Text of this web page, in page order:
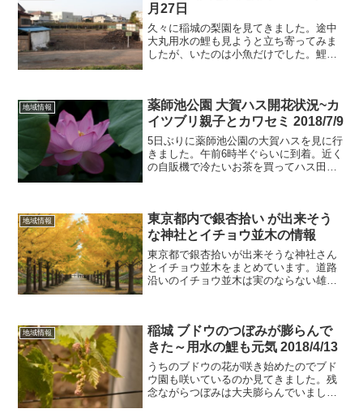
月27日
久々に稲城の梨園を見てきました。途中
大丸用水の鯉も見ようと立ち寄ってみま
したが、いたのは小魚だけでした。鯉は
が伐採されていました...
地域情報
薬師池公園 大賀ハス開花状況~カ
イツブリ親子とカワセミ 2018/7/9
5日ぶりに薬師池公園の大賀ハスを見に行
きました。午前6時半ぐらいに到着。近く
の自販機で冷たいお茶を買ってハス田に
せんでしたが蕾の数...
地域情報
東京都内で銀杏拾い が出来そう
な神社とイチョウ並木の情報
東京都で銀杏拾いが出来そうな神社さん
とイチョウ並木をまとめています。道路
沿いのイチョウ並木は実のならない雄の
イチョウ並木は雄雌両方あ...
地域情報
稲城 ブドウのつぼみが膨らんで
きた～用水の鯉も元気 2018/4/13
うちのブドウの花が咲き始めたのでブド
ウ園も咲いているのか見てきました。残
念ながらつぼみは大夫膨らんでいました